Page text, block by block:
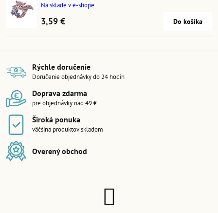
Na sklade v e-shope
3,59 € Do košíka
Rýchle doručenie
Doručenie objednávky do 24 hodín
Doprava zdarma
pre objednávky nad 49 €
Široká ponuka
väčšina produktov skladom
Overený obchod